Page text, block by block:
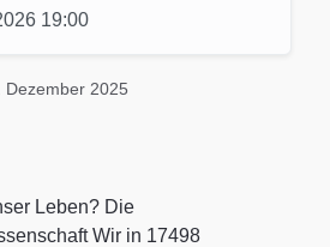
19:00
Dezember 2025
Leben? Die
Wir in 17498